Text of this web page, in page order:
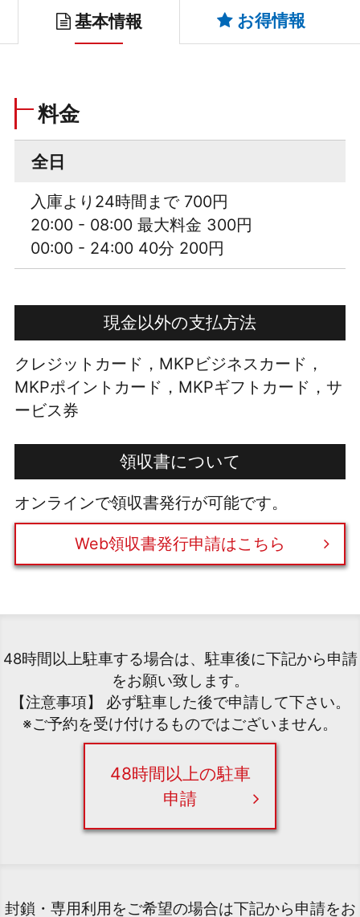
基本情報 お得情報
料金
全日
入庫より24時間まで 700円
20:00 - 08:00 最大料金 300円
00:00 - 24:00 40分 200円
現金以外の支払方法
クレジットカード，MKPビジネスカード，
MKPポイントカード，MKPギフトカード，サ
ービス券
領収書について
オンラインで領収書発行が可能です。
Web領収書発行申請はこちら
48時間以上駐車する場合は、駐車後に下記から申請
をお願い致します。
【注意事項】 必ず駐車した後で申請して下さい。
※ご予約を受け付けるものではございません。
48時間以上の駐車
申請
封鎖・専用利用をご希望の場合は下記から申請をお